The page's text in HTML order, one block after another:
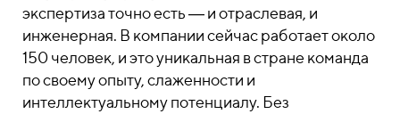
экспертиза точно есть ― и отраслевая, и
инженерная. В компании сейчас работает около
150 человек, и это уникальная в стране команда
по своему опыту, слаженности и
интеллектуальному потенциалу. Без